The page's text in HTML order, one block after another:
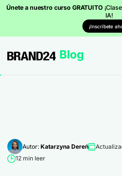
Únete a nuestro curso GRATUITO
IA!
¡Inscríbete
Autor: Katarzyna Dereń
12 min leer